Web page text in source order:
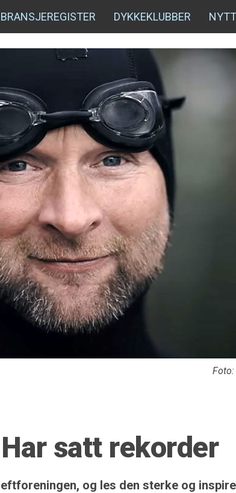
BRANSJEREGISTER DYKKEKLUBBER
satt rekorder
og les den sterke og